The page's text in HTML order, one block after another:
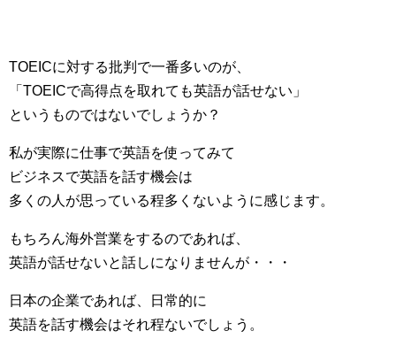
TOEICに対する批判で一番多いのが、
「TOEICで高得点を取れても英語が話せない」
というものではないでしょうか？
私が実際に仕事で英語を使ってみて
ビジネスで英語を話す機会は
多くの人が思っている程多くないように感じます。
もちろん海外営業をするのであれば、
英語が話せないと話しになりませんが・・・
日本の企業であれば、日常的に
英語を話す機会はそれ程ないでしょう。